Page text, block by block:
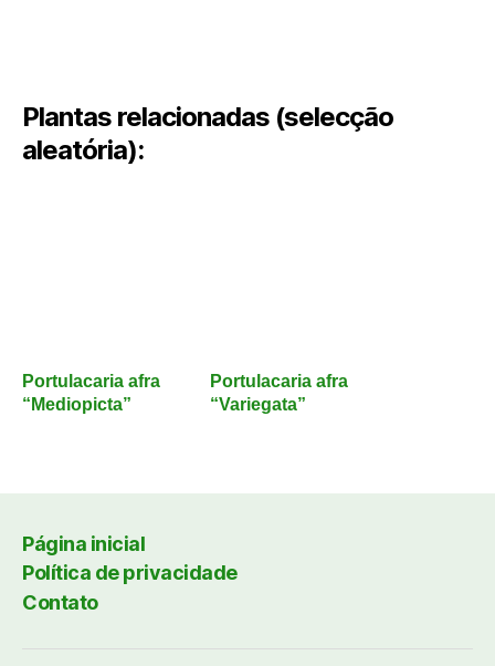
Plantas relacionadas (selecção
aleatória):
Portulacaria afra
“Mediopicta”
Portulacaria afra
“Variegata”
Página inicial
Política de privacidade
Contato